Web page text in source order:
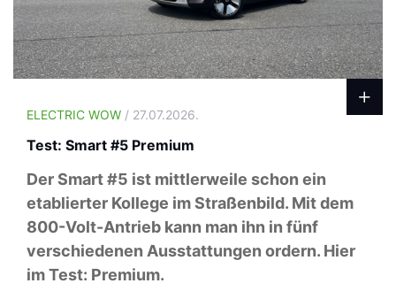
ELECTRIC WOW / 27.07.2026.
Test: Smart #5 Premium
Der Smart #5 ist mittlerweile schon ein
etablierter Kollege im Straßenbild. Mit dem
800-Volt-Antrieb kann man ihn in fünf
verschiedenen Ausstattungen ordern. Hier
im Test: Premium.